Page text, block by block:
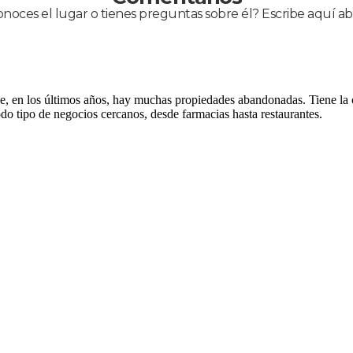
el lugar o tienes preguntas sobre él? Escribe aquí